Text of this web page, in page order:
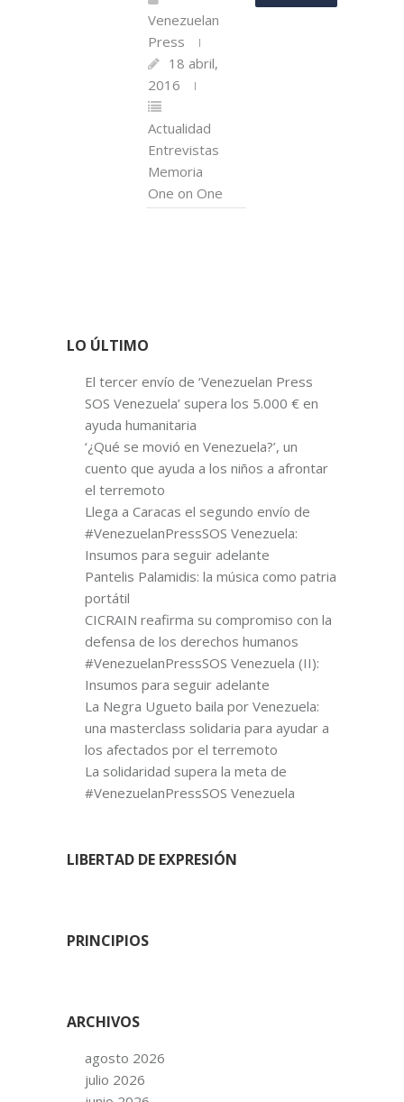
Venezuelan
Press
18 abril,
2016
Actualidad
Entrevistas
Memoria
One on One
LO ÚLTIMO
El tercer envío de ‘Venezuelan Press
SOS Venezuela’ supera los 5.000 € en
ayuda humanitaria
‘¿Qué se movió en Venezuela?’, un
cuento que ayuda a los niños a afrontar
el terremoto
Llega a Caracas el segundo envío de
#VenezuelanPressSOS Venezuela:
Insumos para seguir adelante
Pantelis Palamidis: la música como patria
portátil
CICRAIN reafirma su compromiso con la
defensa de los derechos humanos
#VenezuelanPressSOS Venezuela (II):
Insumos para seguir adelante
La Negra Ugueto baila por Venezuela:
una masterclass solidaria para ayudar a
los afectados por el terremoto
La solidaridad supera la meta de
#VenezuelanPressSOS Venezuela
LIBERTAD DE EXPRESIÓN
PRINCIPIOS
ARCHIVOS
agosto 2026
julio 2026